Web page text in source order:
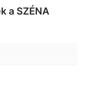
a SZÉNA